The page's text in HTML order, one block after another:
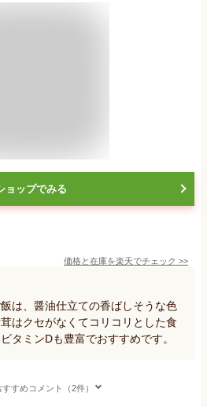
ョップでみる
価格と在庫を楽天でチェック >>
は、醤油仕立ての香ばしそうな色
はクセがなくてコリコリとした食
タミンDも豊富でおすすめです。
すめコメント（2件）